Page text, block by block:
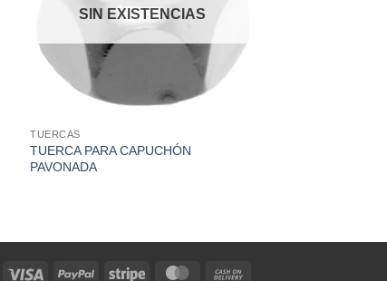
SIN EXISTENCIAS
TUERCAS
TUERCA PARA CAPUCHÓN
PAVONADA
Visa PayPal Stripe MasterCard